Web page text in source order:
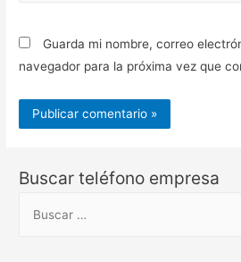
Guarda mi nombre, correo
navegador para la próxima vez que
Buscar teléfono empresa